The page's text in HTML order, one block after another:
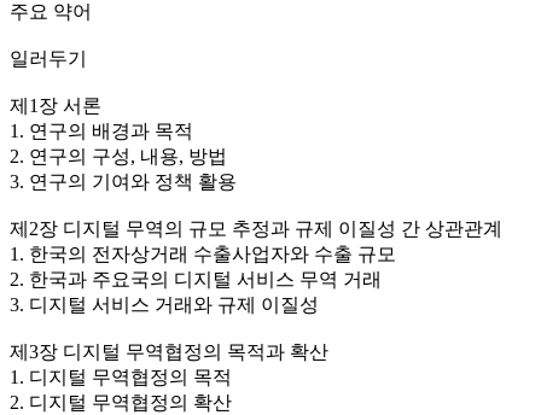
주요 약어
일러두기
제1장 서론
1. 연구의 배경과 목적
2. 연구의 구성, 내용, 방법
3. 연구의 기여와 정책 활용
제2장 디지털 무역의 규모 추정과 규제 이질성 간 상관관계
1. 한국의 전자상거래 수출사업자와 수출 규모
2. 한국과 주요국의 디지털 서비스 무역 거래
3. 디지털 서비스 거래와 규제 이질성
제3장 디지털 무역협정의 목적과 확산
1. 디지털 무역협정의 목적
2. 디지털 무역협정의 확산